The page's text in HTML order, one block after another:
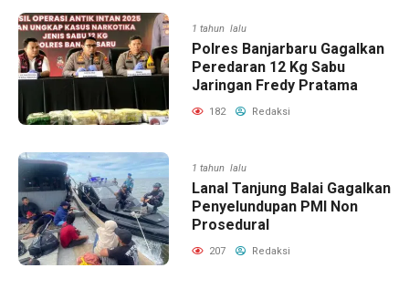
1 tahun lalu
Polres Banjarbaru Gagalkan
Peredaran 12 Kg Sabu
Jaringan Fredy Pratama
182 Redaksi
1 tahun lalu
Lanal Tanjung Balai Gagalkan
Penyelundupan PMI Non
Prosedural
207 Redaksi